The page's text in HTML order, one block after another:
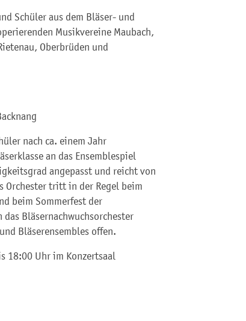
Schüler aus dem Bläser- und
Musikvereine Maubach,
Oberbrüden und
nach ca. einem Jahr
an das Ensemblespiel
angepasst und reicht von
Orchester tritt in der Regel beim
beim Sommerfest der
Bläsernachwuchsorchester
Bläserensembles offen.
18:00 Uhr im Konzertsaal